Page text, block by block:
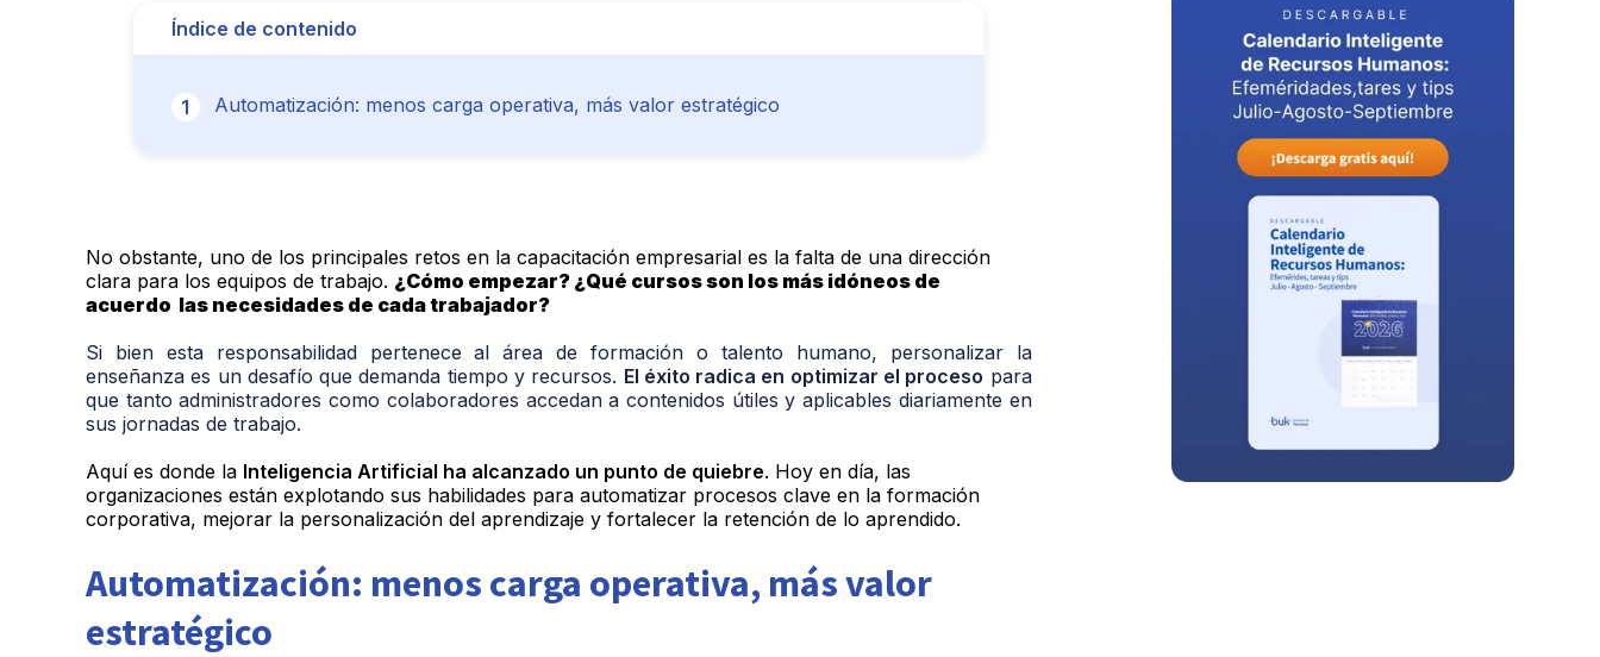
Índice de contenido
Automatización: menos carga operativa, más valor estratégico
No obstante, uno de los principales retos en la capacitación empresarial es la falta de una dirección
clara para los equipos de trabajo. ¿Cómo empezar? ¿Qué cursos son los más idóneos de
acuerdo las necesidades de cada trabajador?
Si bien esta responsabilidad pertenece al área de formación o talento humano, personalizar la
enseñanza es un desafío que demanda tiempo y recursos. El éxito radica en optimizar el proceso para
que tanto administradores como colaboradores accedan a contenidos útiles y aplicables diariamente en
sus jornadas de trabajo.
Aquí es donde la Inteligencia Artificial ha alcanzado un punto de quiebre. Hoy en día, las
organizaciones están explotando sus habilidades para automatizar procesos clave en la formación
corporativa, mejorar la personalización del aprendizaje y fortalecer la retención de lo aprendido.
Automatización: menos carga operativa, más valor
estratégico